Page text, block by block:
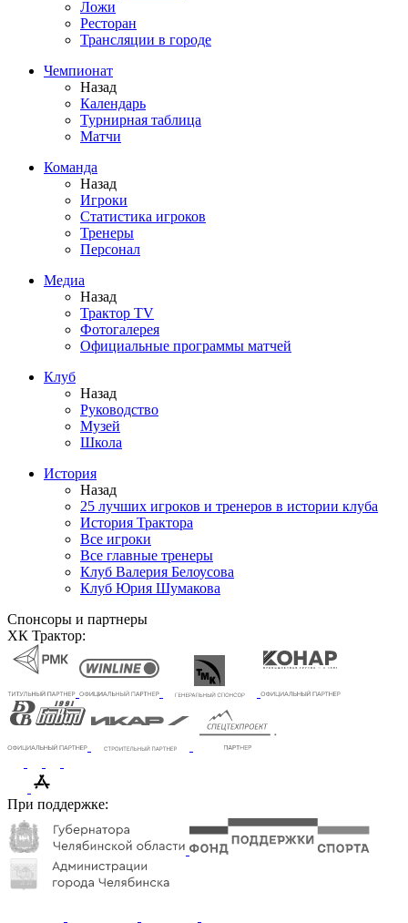
Ложи
Ресторан
Трансляции в городе
Чемпионат
Назад
Календарь
Турнирная таблица
Матчи
Команда
Назад
Игроки
Статистика игроков
Тренеры
Персонал
Медиа
Назад
Трактор TV
Фотогалерея
Официальные программы матчей
Клуб
Назад
Руководство
Музей
Школа
История
Назад
25 лучших игроков и тренеров в истории клуба
История Трактора
Все игроки
Все главные тренеры
Клуб Валерия Белоусова
Клуб Юрия Шумакова
Спонсоры и партнеры
ХК Трактор:
При поддержке: